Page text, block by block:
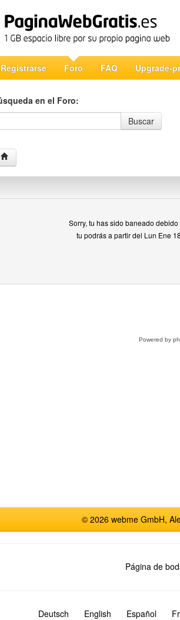
Registrarse Foro FAQ Upgrade-
en el Foro:
en el Foro
Buscar
Sorry, tu has sido baneado
tu podrás a partir del Lun Ene
Powered by
© 2026 webme GmbH,
Página de
Deutsch English Español